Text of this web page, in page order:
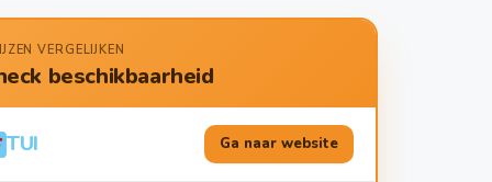
VERGELIJKEN
beschikbaarheid
TUI Ga naar website